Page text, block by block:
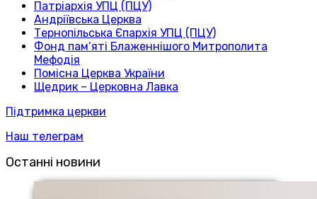
Патріархія УПЦ (ПЦУ)
Андріївська Церква
Тернопільська Єпархія УПЦ (ПЦУ)
Фонд пам’яті Блаженнішого Митрополита
Мефодія
Помісна Церква України
Щедрик – Церковна Лавка
Підтримка церкви
Наш телеграм
Останні новини